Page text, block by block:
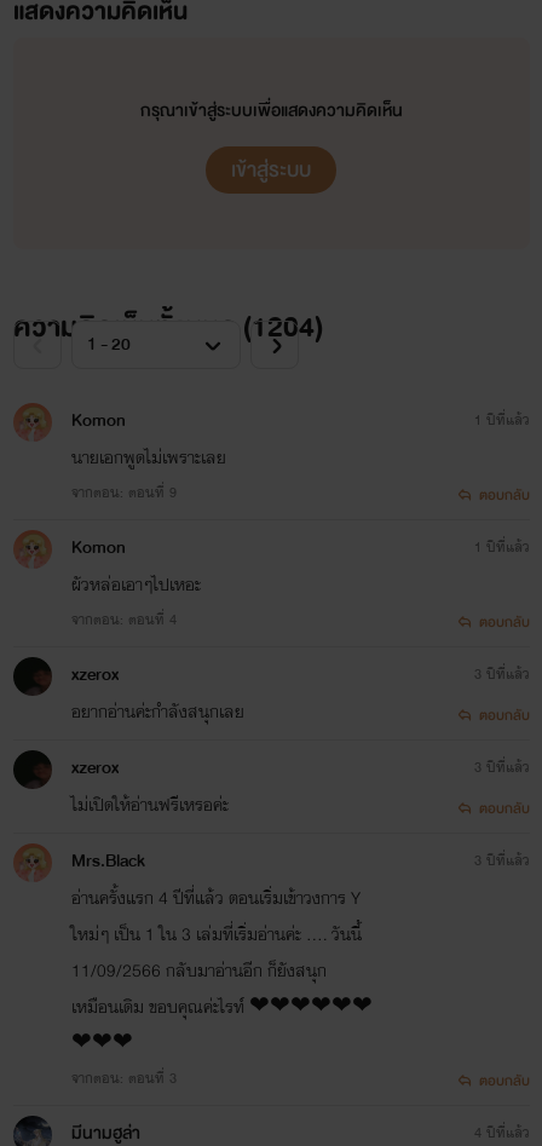
แสดงความคิดเห็น
กรุณาเข้าสู่ระบบเพื่อแสดงความคิดเห็น
เข้าสู่ระบบ
ความคิดเห็นทั้งหมด (1204)
Komon
นายเอกพูดไม่เพราะเลย
จากตอน: ตอนที่ 9
1 ปีที่แล้ว
ตอบกลับ
Komon
ผัวหล่อเอาๆไปเหอะ
จากตอน: ตอนที่ 4
1 ปีที่แล้ว
ตอบกลับ
xzerox
อยากอ่านค่ะกำลังสนุกเลย
3 ปีที่แล้ว
ตอบกลับ
xzerox
ไม่เปิดให้อ่านฟรีเหรอค่ะ
3 ปีที่แล้ว
ตอบกลับ
Mrs.Black
อ่านครั้งแรก 4 ปีที่แล้ว ตอนเริ่มเข้าวงการ Y
ใหม่ๆ เป็น 1 ใน 3 เล่มที่เริ่มอ่านค่ะ .... วันนี้
11/09/2566 กลับมาอ่านอีก ก็ยังสนุก
เหมือนเดิม ขอบคุณค่ะไรท์ ❤❤❤❤❤❤
❤❤❤
จากตอน: ตอนที่ 3
3 ปีที่แล้ว
ตอบกลับ
มีนามฮูล่า 4 ปีที่แล้ว